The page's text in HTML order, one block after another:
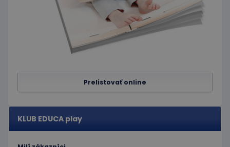
Prelistovať online
KLUB EDUCA play
aby
Cookie-
PHPSESSID